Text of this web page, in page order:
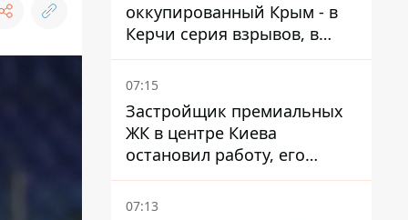
оккупированный Крым - в
Керчи серия взрывов, в
Феодосии пожар
07:15
Застройщик премиальных
ЖК в центре Киева
остановил работу, его
руководители сбежали из
Украины - Bihus.info
07:13